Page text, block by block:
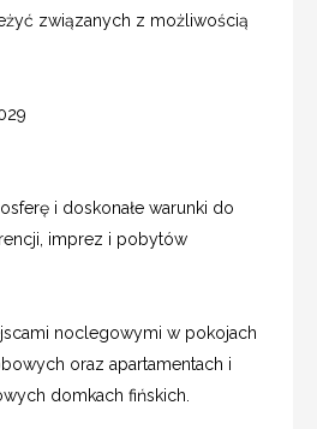
związanych z możliwością
i doskonałe warunki do
imprez i pobytów
noclegowymi w pokojach
oraz apartamentach i
domkach fińskich.